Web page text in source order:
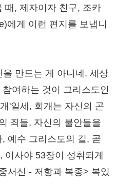
때, 제자이자 친구, 조카
에게 이런 편지를 보냅니
만드는 게 아니네. 세상
여하는 것이 그리스도인
'일세, 회개는 자신의 곤
죄들, 자신의 불안들을
예수 그리스도의 길, 곧
사야 53장이 성취되게
서신 - 저항과 복종> 복있